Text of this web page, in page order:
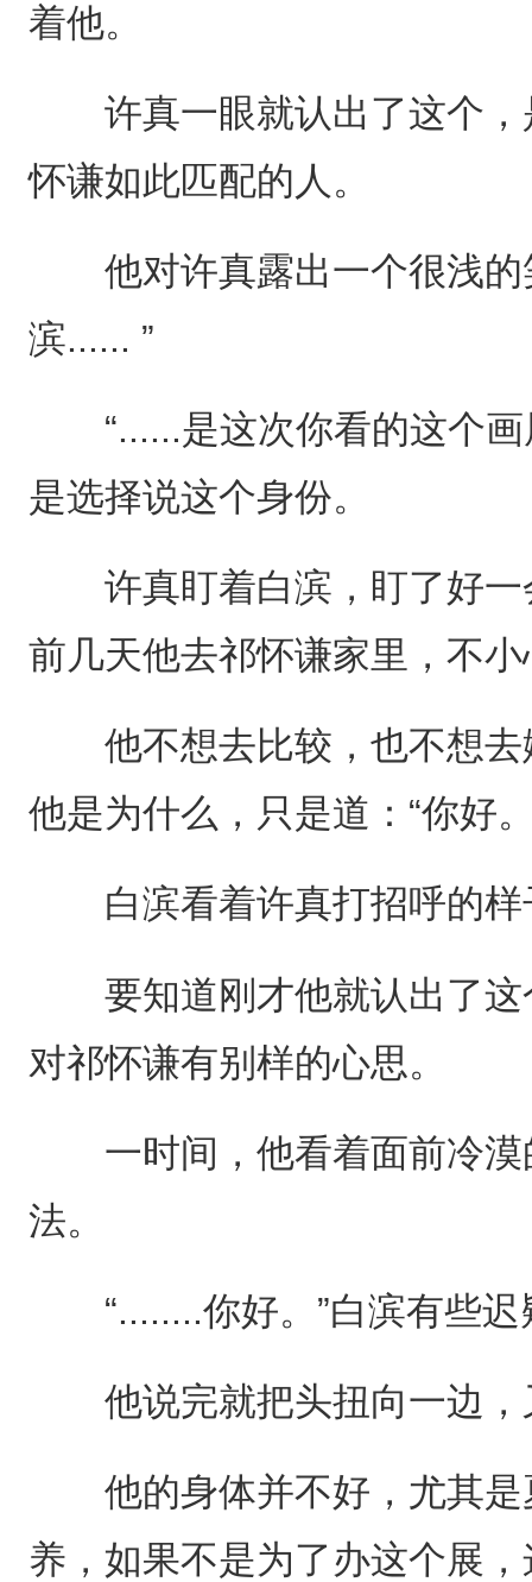
着他。
许真一眼就认出了这个，
怀谦如此匹配的人。
他对许真露出一个很浅的
滨...... ”
“......是这次你看的这个画
是选择说这个身份。
许真盯着白滨，盯了好一
前几天他去祁怀谦家里，不
他不想去比较，也不想去
他是为什么，只是道：“你好
白滨看着许真打招呼的样
要知道刚才他就认出了这
对祁怀谦有别样的心思。
一时间，他看着面前冷漠
法。
“........你好。”白滨有些迟
他说完就把头扭向一边，
他的身体并不好，尤其是
养，如果不是为了办这个展